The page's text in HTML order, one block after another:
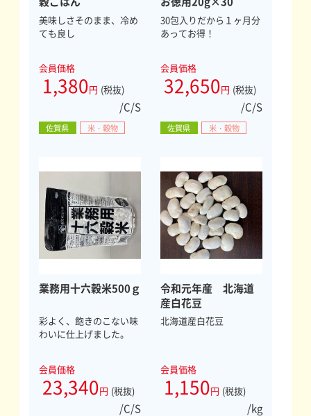
美味しさそのまま、冷め
ても良し
会員価格
1,380円 (税抜)
/C/S
佐賀県 米・穀物
30包入りだから１ヶ月分
あってお得！
会員価格
32,650円 (税抜)
/C/S
佐賀県 米・穀物
業務用十六穀米500ｇ
彩よく、飽きのこない味
わいに仕上げました。
会員価格
23,340円 (税抜)
/C/S
令和元年産 北海道
産白花豆
北海道産白花豆
会員価格
1,150円 (税抜)
/kg